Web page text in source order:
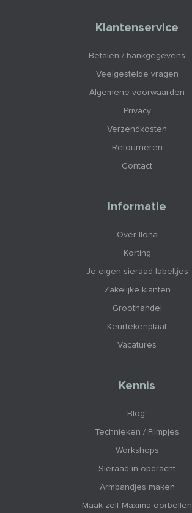
Klantenservice
Betalen / bankgegevens
Veelgestelde vragen
Algemene voorwaarden
Privacy
Verzendkosten
Retourneren
Contact
Informatie
Over Ilona
Korting
Je eigen sieraad labeltjes
Zakelijke klanten
Groothandel
Keurtekenplaat
Vacatures
Kennis
Blog!
Technieken / Filmpjes
Workshops
Sieraad in opdracht
Armbandjes maken
Maak zelf Maxima oorbellen